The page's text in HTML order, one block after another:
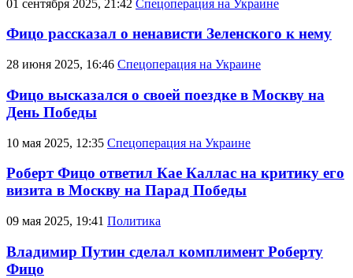
01 сентября 2025, 21:42 Спецоперация на Украине
Фицо рассказал о ненависти Зеленского к нему
28 июня 2025, 16:46 Спецоперация на Украине
Фицо высказался о своей поездке в Москву на
День Победы
10 мая 2025, 12:35 Спецоперация на Украине
Роберт Фицо ответил Кае Каллас на критику его
визита в Москву на Парад Победы
09 мая 2025, 19:41 Политика
Владимир Путин сделал комплимент Роберту
Фицо